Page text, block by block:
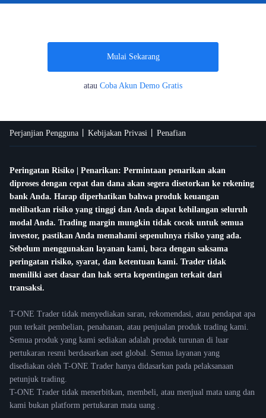
Mulai Sekarang
atau Coba Akun Demo Gratis
Perjanjian Pengguna Kebijakan Privasi Penafian
Peringatan Risiko | Penarikan: Permintaan penarikan akan
diproses dengan cepat dan dana akan segera disetorkan ke rekening
bank Anda. Harap diperhatikan bahwa produk keuangan
melibatkan risiko yang tinggi dan Anda dapat kehilangan seluruh
modal Anda. Trading margin mungkin tidak cocok untuk semua
investor, pastikan Anda memahami sepenuhnya risiko yang ada.
Sebelum menggunakan layanan kami, baca dengan saksama
peringatan risiko, syarat, dan ketentuan kami. Trader tidak
memiliki aset dasar dan hak serta kepentingan terkait dari
transaksi.
T-ONE Trader tidak menyediakan saran, rekomendasi, atau pendapat apa
pun terkait pembelian, penahanan, atau penjualan produk trading kami.
Semua produk yang kami sediakan adalah produk turunan di luar
pertukaran resmi berdasarkan aset global. Semua layanan yang
disediakan oleh T-ONE Trader hanya didasarkan pada pelaksanaan
petunjuk trading.
T-ONE Trader tidak menerbitkan, membeli, atau menjual mata uang dan
kami bukan platform pertukaran mata uang .